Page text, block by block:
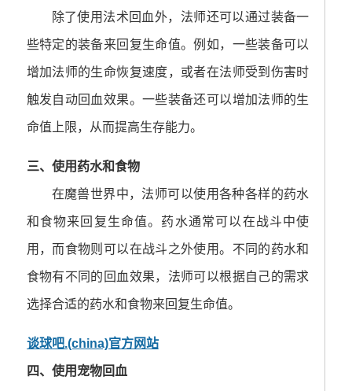
除了使用法术回血外，法师还可以通过装备一
些特定的装备来回复生命值。例如，一些装备可以
增加法师的生命恢复速度，或者在法师受到伤害时
触发自动回血效果。一些装备还可以增加法师的生
命值上限，从而提高生存能力。
三、使用药水和食物
在魔兽世界中，法师可以使用各种各样的药水
和食物来回复生命值。药水通常可以在战斗中使
用，而食物则可以在战斗之外使用。不同的药水和
食物有不同的回血效果，法师可以根据自己的需求
选择合适的药水和食物来回复生命值。
谈球吧.(china)官方网站
四、使用宠物回血